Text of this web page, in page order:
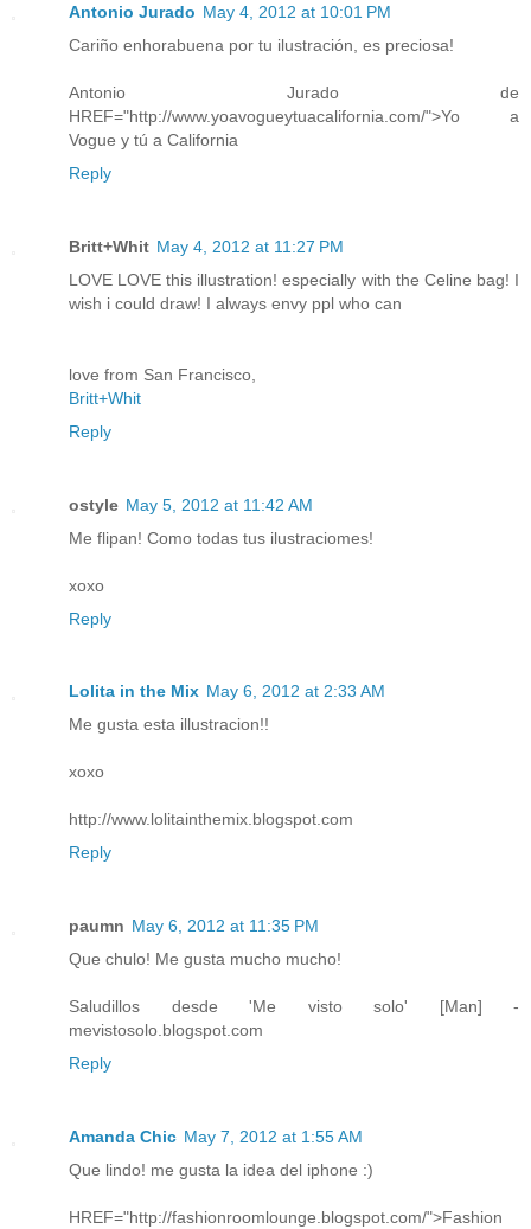
Antonio Jurado May 4, 2012 at 10:01 PM
Cariño enhorabuena por tu ilustración, es preciosa!
Antonio Jurado de
HREF="http://www.yoavogueytuacalifornia.com/">Yo a
Vogue y tú a California
Reply
Britt+Whit May 4, 2012 at 11:27 PM
LOVE LOVE this illustration! especially with the Celine bag! I
wish i could draw! I always envy ppl who can
love from San Francisco,
Britt+Whit
Reply
ostyle May 5, 2012 at 11:42 AM
Me flipan! Como todas tus ilustraciomes!
xoxo
Reply
Lolita in the Mix May 6, 2012 at 2:33 AM
Me gusta esta illustracion!!
xoxo
http://www.lolitainthemix.blogspot.com
Reply
paumn May 6, 2012 at 11:35 PM
Que chulo! Me gusta mucho mucho!
Saludillos desde 'Me visto solo' [Man] -
mevistosolo.blogspot.com
Reply
Amanda Chic May 7, 2012 at 1:55 AM
Que lindo! me gusta la idea del iphone :)
HREF="http://fashionroomlounge.blogspot.com/">Fashion